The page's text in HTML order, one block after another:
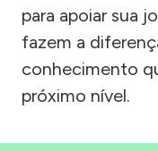
para apoiar sua
fazem a
conhecimento
próximo nível.